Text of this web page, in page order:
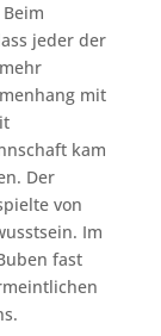
jeder der
mit
kam
Der
von
Im
fast